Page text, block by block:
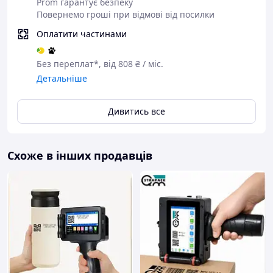
для багатьох матеріалів.
- Регульована висота друку: 2-12,7 мм, підходить для
різних сценаріїв.
- Швидковисихаючі чорнильні картриджі: чорнила на
основі розчинника, водонепроникні та невицвітаючі,
доступні різні кольори чорнил.
- Батарея великої ємності: може працювати
інтелектуальний та швидкий, вбудована пам'ять,
можна безпосередньо підключити до USB-флеш-
накопичувача.
- Друк одним клацанням миші: максимальна роздільна
здатність друку 600 dpi, круговий друк 360°.
- Нешифрована система: легко підібрати чорнильний
Повернемо гроші при відмові від посилки
Оплатити частинами
Без переплат*, від 808 ₴ / міс.
Детальніше
Дивитись все
Схоже в інших продавців